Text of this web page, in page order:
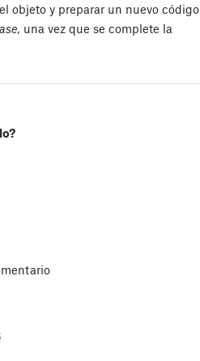
objeto y preparar un nuevo código
una vez que se complete la